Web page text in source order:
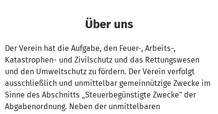
Über uns
Der Verein hat die Aufgabe, den Feuer-, Arbeits-,
Katastrophen- und Zivilschutz und das Rettungswesen
und den Umweltschutz zu fördern. Der Verein verfolgt
ausschließlich und unmittelbar gemeinnützige Zwecke im
Sinne des Abschnitts „Steuerbegünstigte Zwecke" der
Abgabenordnung. Neben der unmittelbaren